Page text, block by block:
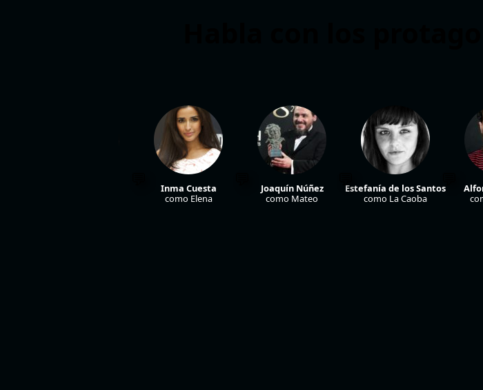
Inma Cuesta
como Elena
Joaquín Núñez
como Mateo
Estefanía de los Santos
como La Caoba